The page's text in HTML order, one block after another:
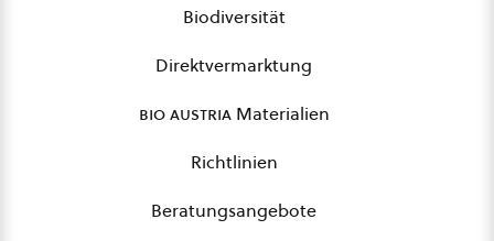
Biodiversität
Direktvermarktung
bio austriaMaterialien
Richtlinien
Beratungsangebote